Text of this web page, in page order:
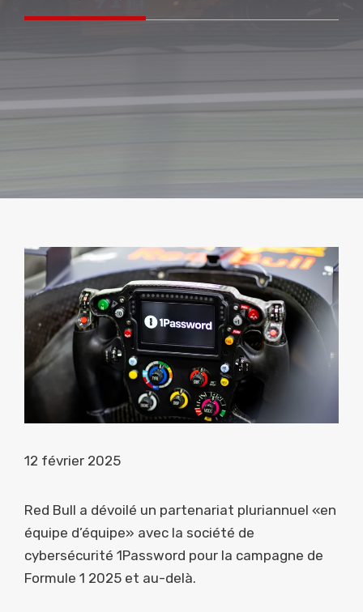
12 février 2025
Red Bull a dévoilé un partenariat pluriannuel «en
équipe d’équipe» avec la société de
cybersécurité 1Password pour la campagne de
Formule 1 2025 et au-delà.